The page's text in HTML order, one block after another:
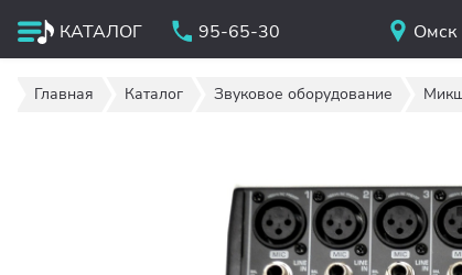
КАТАЛОГ 95-65-30 Омск
Главная Каталог Звуковое оборудование